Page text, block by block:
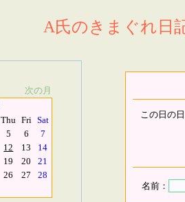
A氏のきまぐれ日
次の月
Thu Fri Sat
5 6
7
12 13
14
19 20
21
26 27
28
この日の
名前：